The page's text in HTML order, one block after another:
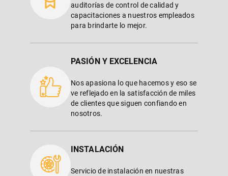
auditorías de control de calidad y
capacitaciones a nuestros empleados
para brindarte lo mejor.
PASIÓN Y EXCELENCIA
Nos apasiona lo que hacemos y eso se
ve reflejado en la satisfacción de miles
de clientes que siguen confiando en
nosotros.
INSTALACIÓN
Servicio de instalación en nuestras